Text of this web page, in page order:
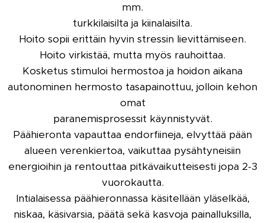
mm.
turkkilaisilta ja kiinalaisilta.
Hoito sopii erittäin hyvin stressin lievittämiseen.
Hoito virkistää, mutta myös rauhoittaa.
Kosketus stimuloi hermostoa ja hoidon aikana
autonominen hermosto tasapainottuu, jolloin kehon
omat
paranemisprosessit käynnistyvät.
Päähieronta vapauttaa endorfiineja, elvyttää pään
alueen verenkiertoa, vaikuttaa pysähtyneisiin
energioihin ja rentouttaa pitkävaikutteisesti jopa 2-3
vuorokautta.
Intialaisessa päähieronnassa käsitellään yläselkää,
niskaa, käsivarsia, päätä sekä kasvoja painalluksilla,